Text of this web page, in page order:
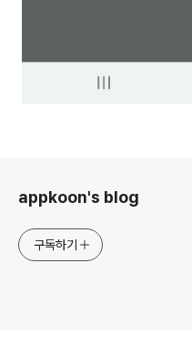
appkoon's blog
구독하기